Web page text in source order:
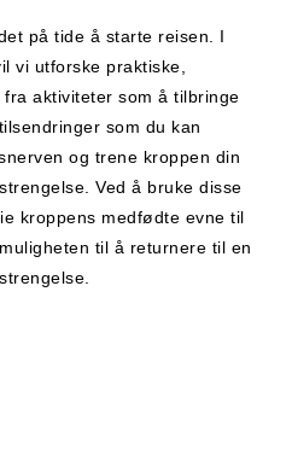
på tide å starte reisen. I
vi utforske praktiske,
aktiviteter som å tilbringe
som du kan
og trene kroppen din
Ved å bruke disse
kroppens medfødte evne til
til å returnere til en